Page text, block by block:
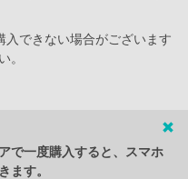
できない場合がございます
。
で一度購入すると、スマホ
ます。